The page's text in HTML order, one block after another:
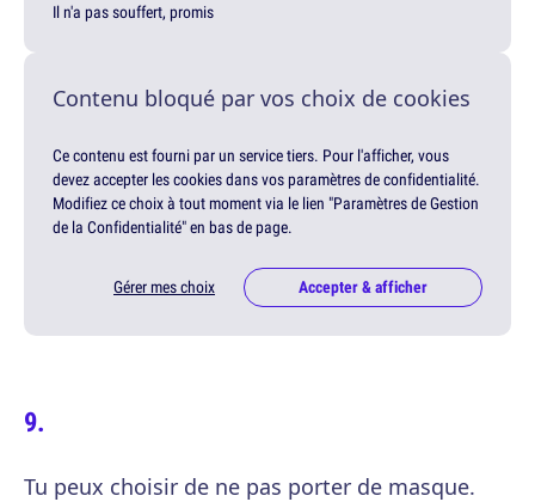
Il n'a pas souffert, promis
Contenu bloqué par vos choix de cookies
Ce contenu est fourni par un service tiers. Pour l'afficher, vous
devez accepter les cookies dans vos paramètres de confidentialité.
Modifiez ce choix à tout moment via le lien "Paramètres de Gestion
de la Confidentialité" en bas de page.
Gérer mes choix Accepter & afficher
Tu peux choisir de ne pas porter de masque.